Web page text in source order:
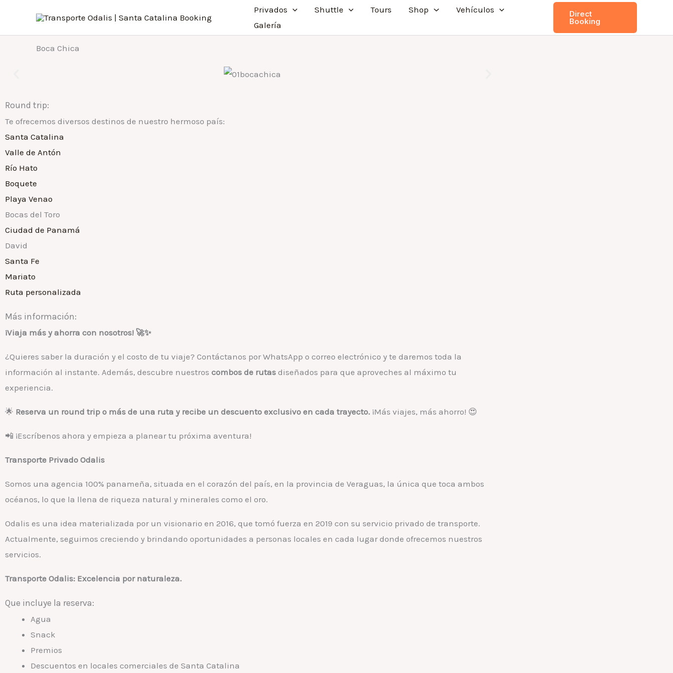
content
Privados Shuttle Tours Shop
Vehículos
Galería
Direct
Booking
Boca Chica
Round trip:
Te ofrecemos diversos destinos de nuestro hermoso país:
Santa Catalina
Valle de Antón
Río Hato
Boquete
Playa Venao
Bocas del Toro
Ciudad de Panamá
David
Santa Fe
Mariato
Ruta personalizada
Más información:
¡Viaja más y ahorra con nosotros! 🚀✨
¿Quieres saber la duración y el costo de tu viaje? Contáctanos por WhatsApp o correo electrónico y te daremos toda la
información al instante. Además, descubre nuestros combos de rutas diseñados para que aproveches al máximo tu
experiencia.
🌟 Reserva un round trip o más de una ruta y recibe un descuento exclusivo en cada trayecto. ¡Más viajes, más ahorro! 😍
📲 ¡Escríbenos ahora y empieza a planear tu próxima aventura!
Transporte Privado Odalis
Somos una agencia 100% panameña, situada en el corazón del país, en la provincia de Veraguas, la única que toca ambos
océanos, lo que la llena de riqueza natural y minerales como el oro.
Odalis es una idea materializada por un visionario en 2016, que tomó fuerza en 2019 con su servicio privado de transporte.
Actualmente, seguimos creciendo y brindando oportunidades a personas locales en cada lugar donde ofrecemos nuestros
servicios.
Transporte Odalis: Excelencia por naturaleza.
Que incluye la reserva:
Agua
Snack
Premios
Descuentos en locales comerciales de Santa Catalina